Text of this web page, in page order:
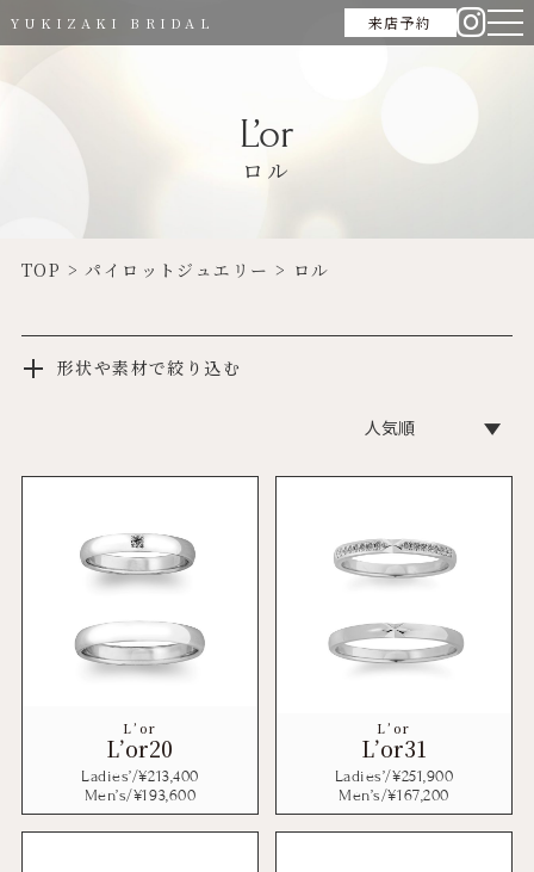
YUKIZAKI BRIDAL 来店予約
L’or
ロル
TOP >パイロットジュエリー > ロル
形状や素材で絞り込む
L’or
L’or20
Ladies’/¥213,400
Men’s/¥193,600
L’or
L’or31
Ladies’/¥251,900
Men’s/¥167,200